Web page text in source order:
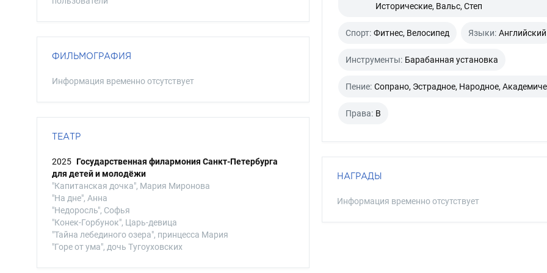
ФИЛЬМОГРАФИЯ
Информация временно отсутствует
ТЕАТР
2025 Государственная филармония Санкт-Петербурга
для детей и молодёжи
"Капитанская дочка", Мария Миронова
"На дне", Анна
"Недоросль", Софья
"Конек-Горбунок", Царь-девица
"Тайна лебединого озера", принцесса Мария
"Горе от ума", дочь Тугоуховских
Исторические, Вальс, Степ
Спорт: Фитнес, Велосипед Языки: Английский
Инструменты: Барабанная установка
Пение: Сопрано, Эстрадное, Народное,
Права: B
НАГРАДЫ
Информация временно отсутствует